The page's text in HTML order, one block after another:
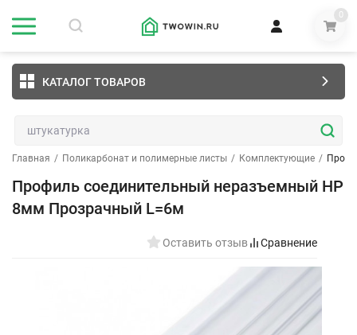
0
КАТАЛОГ ТОВАРОВ
Главная / Поликарбонат и полимерные листы / Комплектующие /
Профиль соединительный неразъемный НР
8мм Прозрачный L=6м
Оставить отзыв Сравнение